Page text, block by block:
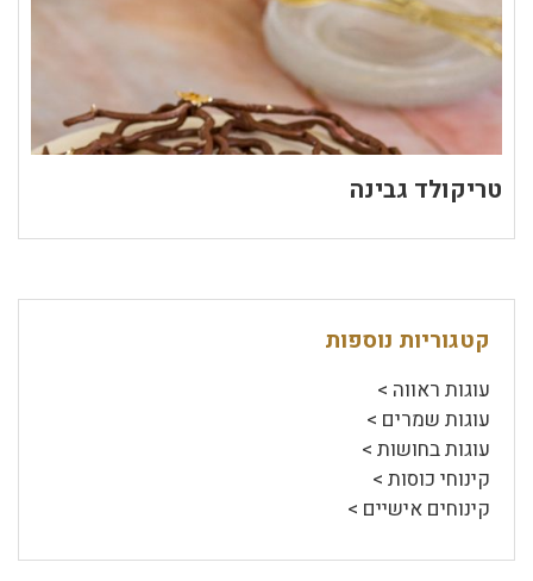
טריקולד גבינה
קטגוריות נוספות
עוגות ראווה >
עוגות שמרים >
עוגות בחושות >
קינוחי כוסות >
קינוחים אישיים >